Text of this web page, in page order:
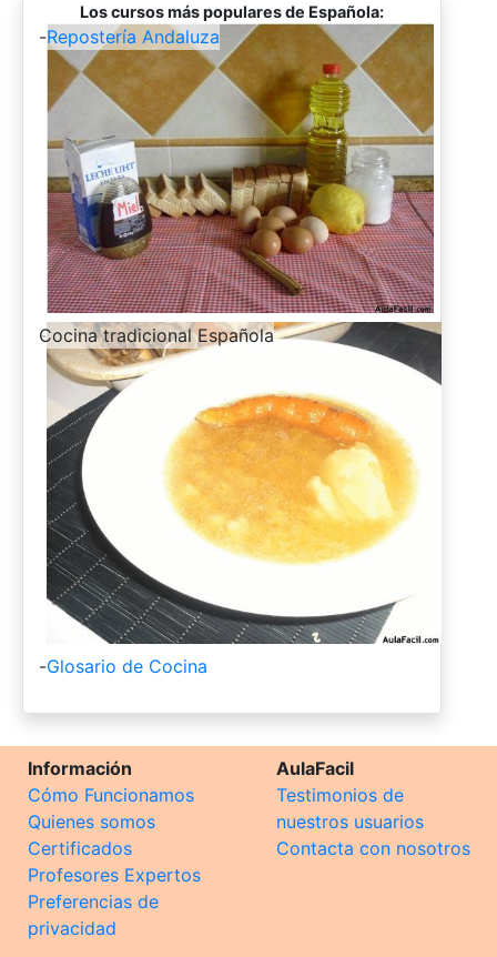
Los cursos más populares de Española:
-Repostería Andaluza
-
Cocina tradicional Española
-Glosario de Cocina
Información
Cómo Funcionamos
Quienes somos
Certificados
Profesores Expertos
Preferencias de
privacidad
AulaFacil
Testimonios de
nuestros usuarios
Contacta con nosotros